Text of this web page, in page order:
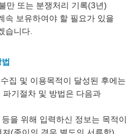
만 또는 분쟁처리 기록(3년)
속 보유하여야 할 필요가 있을
습니다.
집 및 이용목적이 달성된 후에는
기절차 및 방법은 다음과
을 위해 입력하신 정보는 목적이